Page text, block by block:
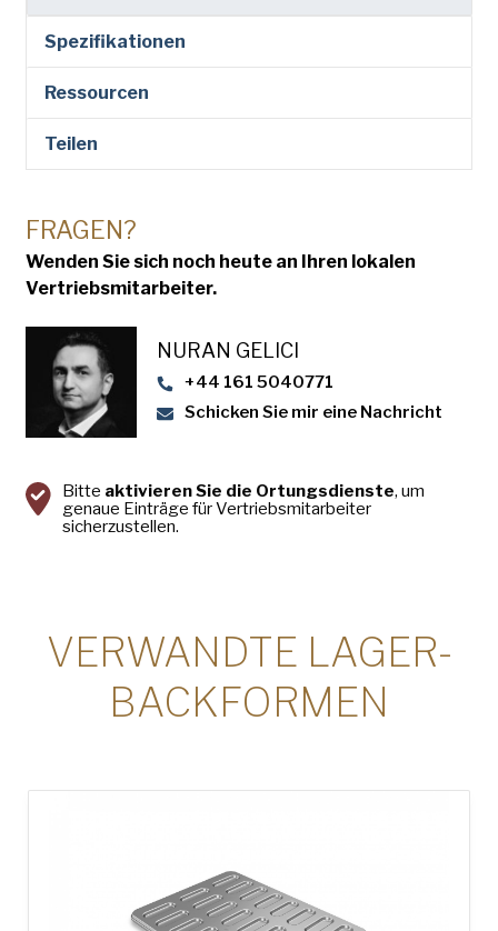
Spezifikationen
Ressourcen
Teilen
FRAGEN?
Wenden Sie sich noch heute an Ihren lokalen
Vertriebsmitarbeiter.
NURAN GELICI
+44 161 5040771
Schicken Sie mir eine Nachricht
Bitte aktivieren Sie die Ortungsdienste, um
genaue Einträge für Vertriebsmitarbeiter
sicherzustellen.
VERWANDTE LAGER-
BACKFORMEN